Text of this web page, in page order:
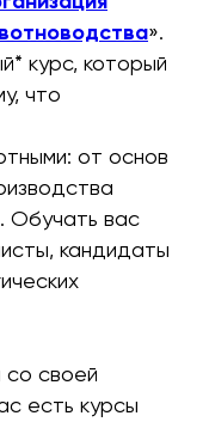
».
курс, который
что
от основ
Обучать вас
кандидаты
со своей
есть курсы